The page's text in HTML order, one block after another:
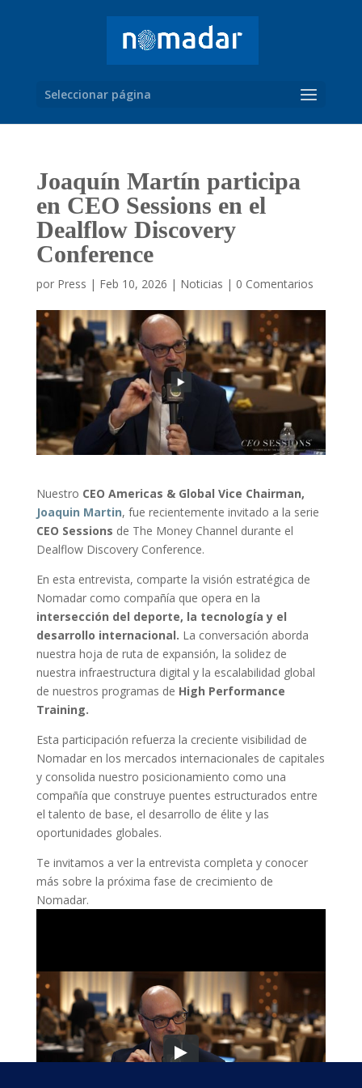
Seleccionar página
Joaquín Martín participa
en CEO Sessions en el
Dealflow Discovery
Conference
por Press | Feb 10, 2026 | Noticias | 0 Comentarios
Nuestro CEO Americas & Global Vice Chairman,
Joaquin Martin, fue recientemente invitado a la serie
CEO Sessions de The Money Channel durante el
Dealflow Discovery Conference.
En esta entrevista, comparte la visión estratégica de
Nomadar como compañía que opera en la
intersección del deporte, la tecnología y el
desarrollo internacional. La conversación aborda
nuestra hoja de ruta de expansión, la solidez de
nuestra infraestructura digital y la escalabilidad global
de nuestros programas de High Performance
Training.
Esta participación refuerza la creciente visibilidad de
Nomadar en los mercados internacionales de capitales
y consolida nuestro posicionamiento como una
compañía que construye puentes estructurados entre
el talento de base, el desarrollo de élite y las
oportunidades globales.
Te invitamos a ver la entrevista completa y conocer
más sobre la próxima fase de crecimiento de
Nomadar.